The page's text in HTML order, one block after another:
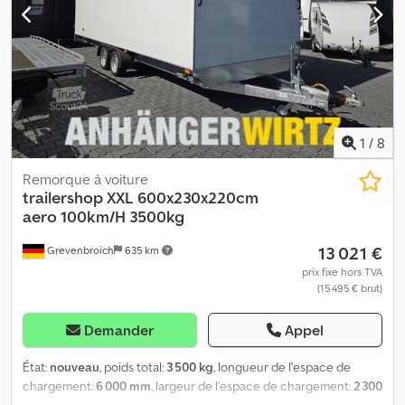
1 / 8
Grevenbroich 635 km
Remorque à voiture
trailershopXXL 600x230x220cm
aero 100km/H 3500kg
13 021 €
prix fixe hors TVA
(15 495 € brut)
Demander Appel
État: nouveau, poids total: 3 500 kg, longueur de l'espace de
chargement:6 000 mm, largeur de l’espace de chargement:2 300